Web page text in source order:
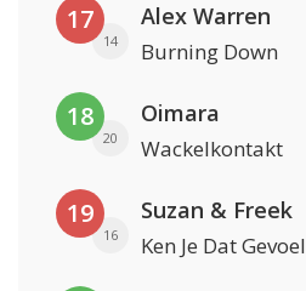
17
14
Alex Warren
Burning Down
18
20
Oimara
Wackelkontakt
19
16
Suzan & Freek
Ken Je Dat Gevoel